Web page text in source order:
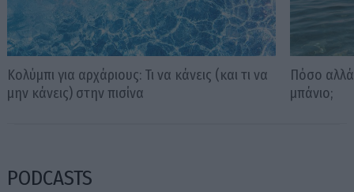
Κολύμπι για αρχάριους: Τι να κάνεις (και τι να
μην κάνεις) στην πισίνα
Πόσο
μπάνιο;
PODCASTS